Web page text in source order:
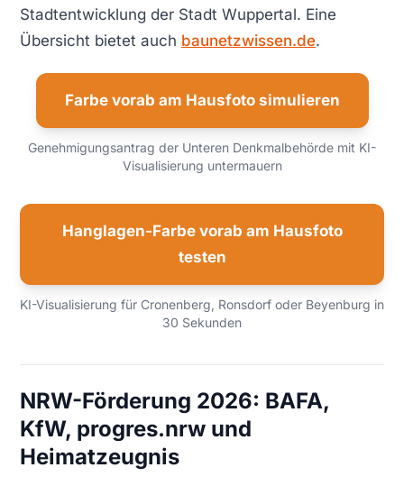
Stadtentwicklung der Stadt Wuppertal. Eine
Übersicht bietet auch baunetzwissen.de.
Farbe vorab am Hausfoto simulieren
Genehmigungsantrag der Unteren Denkmalbehörde mit KI-
Visualisierung untermauern
Hanglagen-Farbe vorab am Hausfoto
testen
KI-Visualisierung für Cronenberg, Ronsdorf oder Beyenburg in
30 Sekunden
NRW-Förderung 2026: BAFA,
KfW, progres.nrw und
Heimatzeugnis